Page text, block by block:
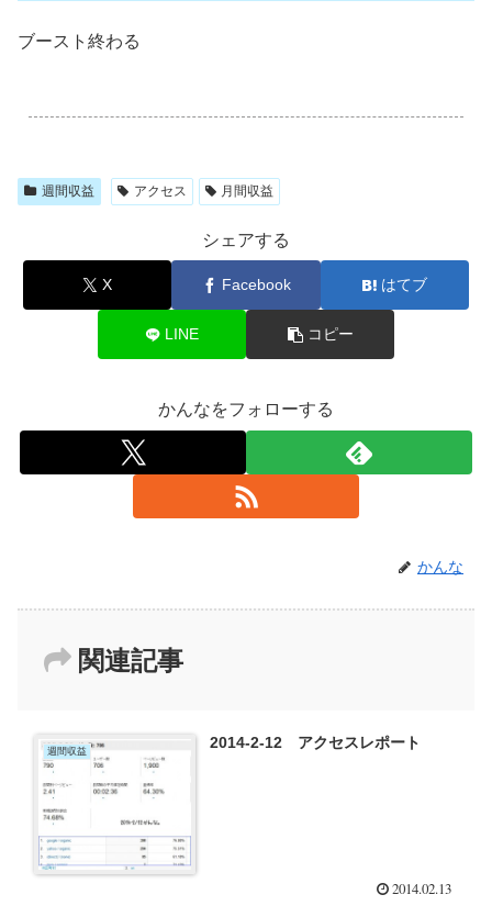
ブースト終わる
週間収益 アクセス 月間収益
シェアする
X Facebook はてブ
LINE コピー
かんなをフォローする
かんな
関連記事
週間収益 2014-2-12 アクセスレポート
2014.02.13